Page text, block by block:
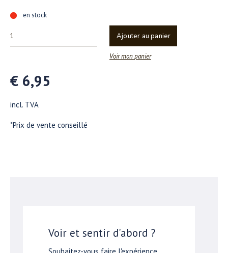
en stock
Ajouter au panier
Voir mon panier
€ 6,95
incl. TVA
*Prix de vente conseillé
Voir et sentir d'abord ?
Souhaitez-vous faire l'expérience